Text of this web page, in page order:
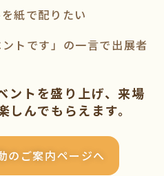
紙で配りたい
トです」の一言で出展者
ントを盛り上げ、来場
んでもらえます。
のご案内ページへ